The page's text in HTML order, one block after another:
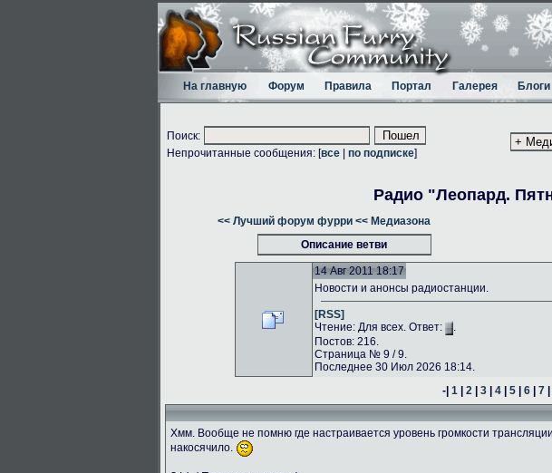
На главную Форум Правила Портал Галерея Блоги
Поиск:
Непрочитанные сообщения: [все по подписке]
Радио "Леопард.
<< Лучший форум фурри << Медиазона
Описание ветви
14 Авг 2011 18:17
Новости и анонсы радиостанции.
[RSS]
Чтение: Для всех. Ответ:
.
Постов: 216.
Страница № 9 / 9.
Последнее 30 Июл 2026 18:14.
-| 1| 2| 3| 4| 5| 6| 7|
Хмм. Вообще не помню где настраивается уровень громкости
накосячило.